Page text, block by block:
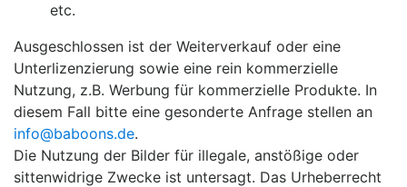
etc.
Ausgeschlossen ist der Weiterverkauf oder eine
Unterlizenzierung sowie eine rein kommerzielle
Nutzung, z.B. Werbung für kommerzielle Produkte. In
diesem Fall bitte eine gesonderte Anfrage stellen an
info@baboons.de.
Die Nutzung der Bilder für illegale, anstößige oder
sittenwidrige Zwecke ist untersagt. Das Urheberrecht